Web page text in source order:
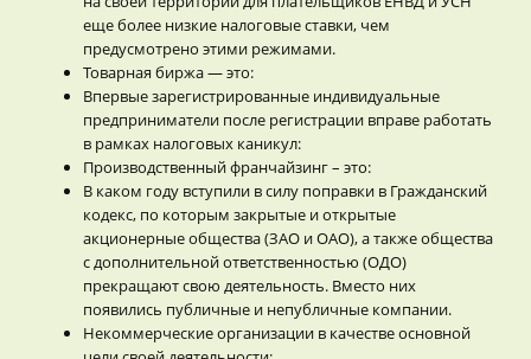
еще более низкие налоговые ставки, чем
предусмотрено этими режимами.
Товарная биржа — это:
Впервые зарегистрированные индивидуальные
предприниматели после регистрации вправе работать
в рамках налоговых каникул:
Производственный франчайзинг – это:
В каком году вступили в силу поправки в Гражданский
кодекс, по которым закрытые и открытые
акционерные общества (ЗАО и ОАО), а также общества
с дополнительной ответственностью (ОДО)
прекращают свою деятельность. Вместо них
появились публичные и непубличные компании.
Некоммерческие организации в качестве основной